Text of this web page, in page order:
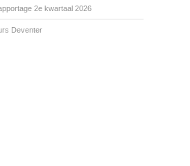
2e kwartaal 2026
Deventer